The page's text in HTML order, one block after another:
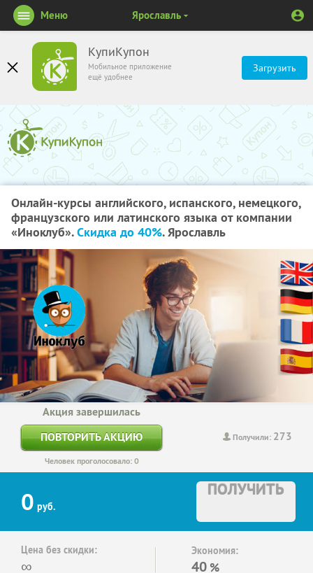
КупиКупон
Мобильное приложение
ещё удобнее
Загрузить
Меню Ярославль
Онлайн-курсы английского, испанского, немецкого,
французского или латинского языка от компании
«Иноклуб».Скидка до 40%. Ярославль
Получили: 273
Акция завершилась
ПОВТОРИТЬ АКЦИЮ
Человек проголосовало: 0
0 руб.
ПОЛУЧИТЬ
Цена без скидки:
∞
Экономия:
40 %